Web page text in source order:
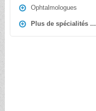
Ophtalmologues
Plus de spécialités ...